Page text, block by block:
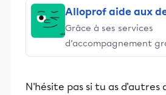
Alloprof aide aux
Grâce à ses services
d’accompagnement
stimulants, Alloprof
éducative.
N'hésite pas si tu as d'autres